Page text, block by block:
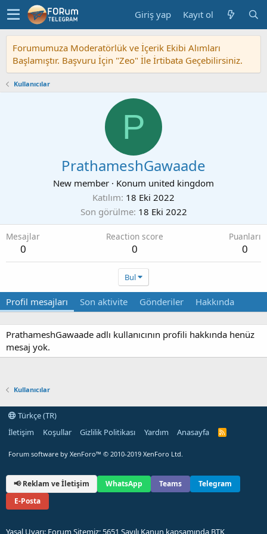
Giriş yap Kayıt ol
Forumumuza Moderatörlük ve İçerik Ekibi Alımları
Başlamıştır. Başvuru İçin "Zeo" İle İrtibata Geçebilirsiniz.
Kullanıcılar
P
PrathameshGawaade
New member · Konum united kingdom
Katılım 18 Eki 2022
Son görülme 18 Eki 2022
Mesajlar
0
Reaction score
0
Puanları
0
Bul
Profil mesajları Son aktivite Gönderiler Hakkında
PrathameshGawaade adlı kullanıcının profili hakkında henüz
mesaj yok.
Kullanıcılar
Türkçe (TR)
İletişim
Koşullar Gizlilik Politikası Yardım Anasayfa
R
Forum software by XenForo™ © 2010-2019 XenForo Ltd.
📢 Reklam ve İletişim WhatsApp Teams
Telegram
E-Posta
Yasal Uyarı: Forum Sitemiz; 5651 Sayılı Kanun kapsamında BTK